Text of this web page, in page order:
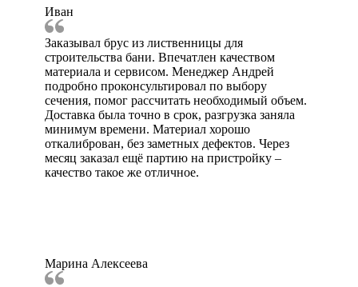
Иван
Заказывал брус из лиственницы для
строительства бани. Впечатлен качеством
материала и сервисом. Менеджер Андрей
подробно проконсультировал по выбору
сечения, помог рассчитать необходимый объем.
Доставка была точно в срок, разгрузка заняла
минимум времени. Материал хорошо
откалиброван, без заметных дефектов. Через
месяц заказал ещё партию на пристройку –
качество такое же отличное.
Марина Алексеева